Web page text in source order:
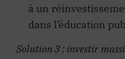
à un
dans l’éducation
Solution 3 : investir